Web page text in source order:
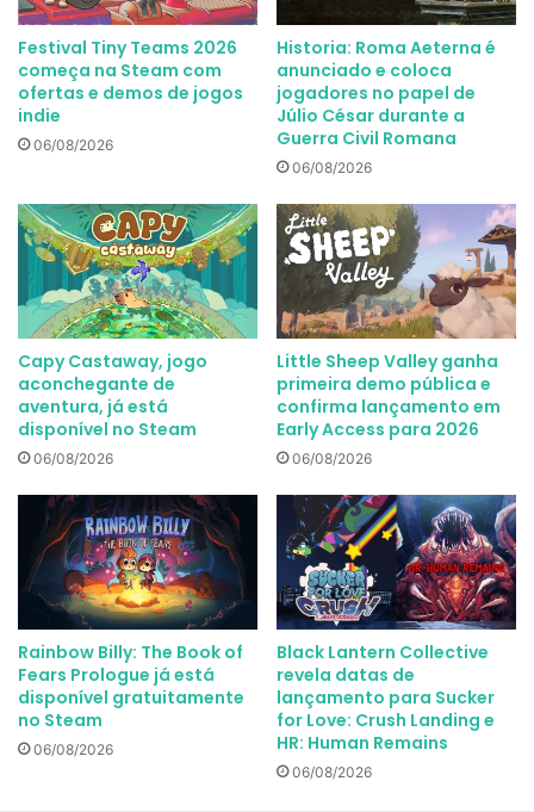
Festival Tiny Teams 2026
começa na Steam com
ofertas e demos de jogos
indie
06/08/2026
Historia: Roma Aeterna é
anunciado e coloca
jogadores no papel de
Júlio César durante a
Guerra Civil Romana
06/08/2026
Capy Castaway, jogo
aconchegante de
aventura, já está
disponível no Steam
06/08/2026
Little Sheep Valley ganha
primeira demo pública e
confirma lançamento em
Early Access para 2026
06/08/2026
Rainbow Billy: The Book of
Fears Prologue já está
disponível gratuitamente
no Steam
06/08/2026
Black Lantern Collective
revela datas de
lançamento para Sucker
for Love: Crush Landing e
HR: Human Remains
06/08/2026